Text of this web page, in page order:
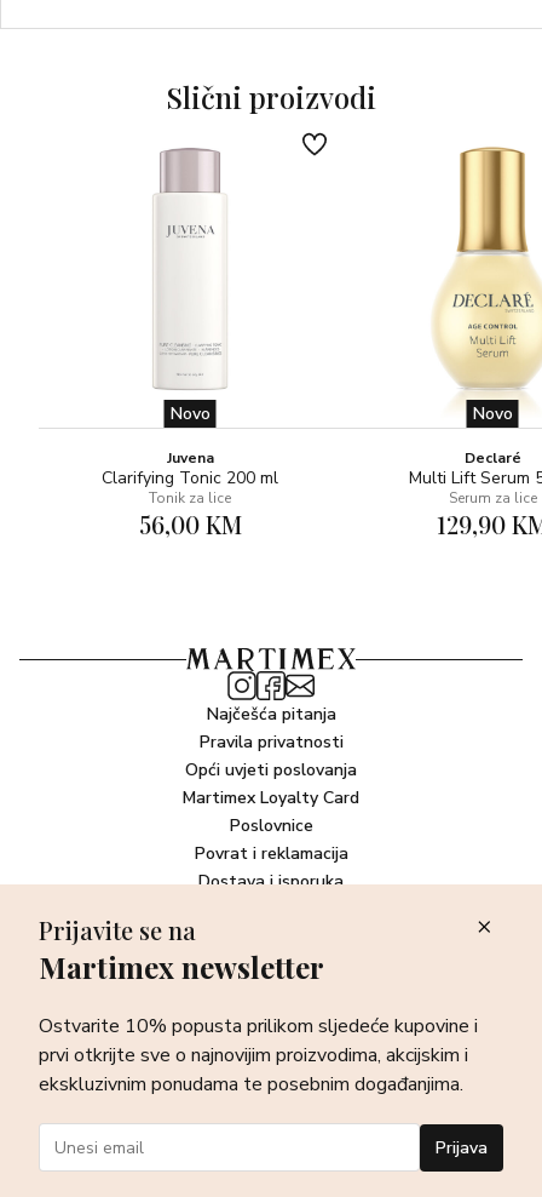
Slični proizvodi
Novo
Juvena
Clarifying Tonic 200 ml
Tonik za lice
56,00 KM
Novo
Declaré
Multi Lift Serum
Serum za lice
129,90
Najčešća pitanja
Pravila privatnosti
Opći uvjeti poslovanja
Martimex Loyalty Card
Poslovnice
Povrat i reklamacija
Dostava i isporuka
Newsletter
sve o najnovijim proizvodima, akcijskim i ekskluzivnim
ponudama te posebnim događanjima.
Prijava
Prijavite se na
Martimex newsletter
Ostvarite 10% popusta prilikom sljedeće kupovine i
prvi otkrijte sve o najnovijim proizvodima, akcijskim i
ekskluzivnim ponudama te posebnim događanjima.
Prijava